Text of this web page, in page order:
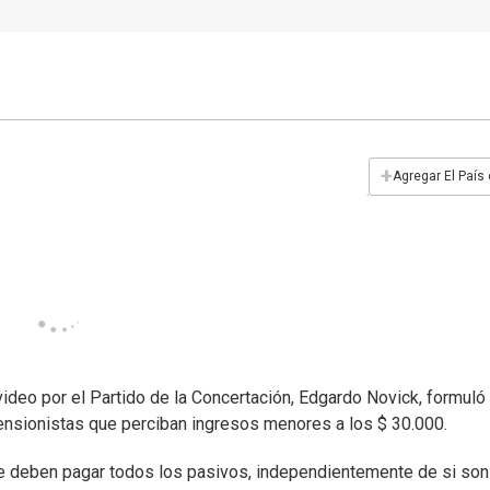
+Agregar El País
por el Partido de la Concertación, Edgardo Novick, formuló
que perciban ingresos menores a los $ 30.000.
deben pagar todos los pasivos, independientemente de si son